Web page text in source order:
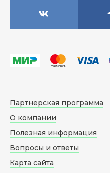
Партнерская программа
О компании
Полезная информация
Вопросы и ответы
Карта сайта